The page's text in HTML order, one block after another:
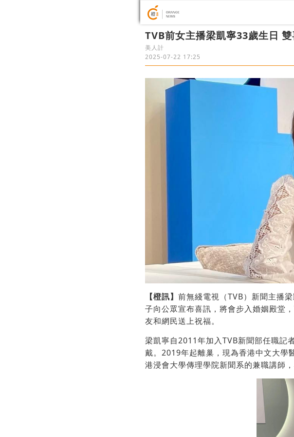
TVB前女主播梁凱寧33歲生日
美人計
2025-07-22 17:25
【橙訊】 前無綫電視（TVB）新聞主播
子向公眾宣布喜訊，將會步入婚姻殿堂
友和網民送上祝福。
梁凱寧自2011年加入TVB新聞部任職記
戴。2019年起離巢，現為香港中文大學
港浸會大學傳理學院新聞系的兼職講師